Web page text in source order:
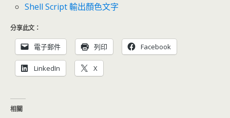
Shell Script 輸出顏色文字
分享此文：
電子郵件 列印 Facebook
LinkedIn X
相關